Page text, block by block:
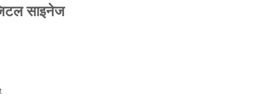
साइनेज